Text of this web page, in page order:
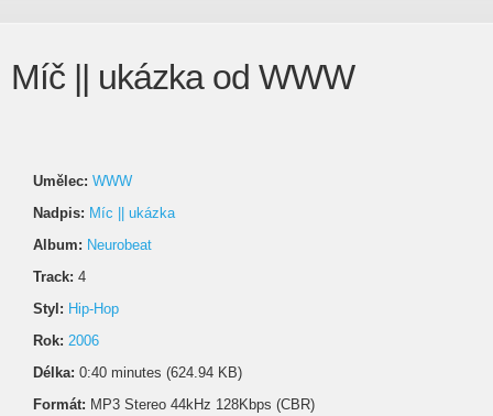
Míč || ukázka od WWW
Umělec: WWW
Nadpis: Míc || ukázka
Album: Neurobeat
Track: 4
Styl: Hip-Hop
Rok: 2006
Délka: 0:40 minutes (624.94 KB)
Formát: MP3 Stereo 44kHz 128Kbps (CBR)